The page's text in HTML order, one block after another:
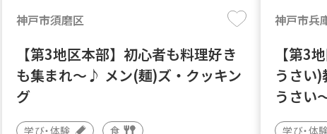
神戸市須磨区
【第3地区本部】初心者も料理好き
も集まれ～♪ メン(麺)ズ・クッキン
グ
学び・体験 食
神戸市兵
【第3
うさい
うさい
学び・体